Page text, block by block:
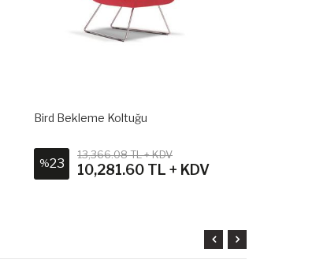
Bird Bekleme Koltuğu
%23
13,366.08 TL + KDV
10,281.60 TL + KDV